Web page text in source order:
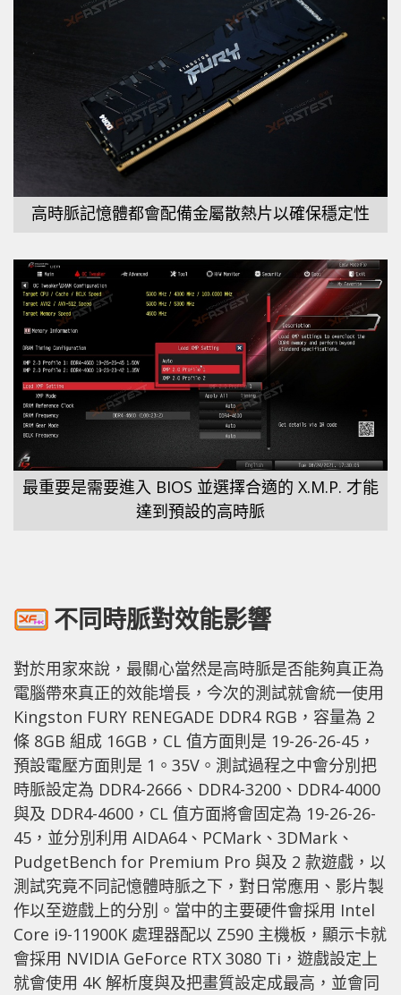
高時脈記憶體都會配備金屬散熱片以確保穩定性
最重要是需要進入 BIOS 並選擇合適的 X.M.P. 才能
達到預設的高時脈
不同時脈對效能影響
對於用家來說，最關心當然是高時脈是否能夠真正為
電腦帶來真正的效能增長，今次的測試就會統一使用
Kingston FURY RENEGADE DDR4 RGB，容量為 2
條 8GB 組成 16GB，CL 值方面則是 19-26-26-45，
預設電壓方面則是 1。35V。測試過程之中會分別把
時脈設定為 DDR4-2666、DDR4-3200、DDR4-4000
與及 DDR4-4600，CL 值方面將會固定為 19-26-26-
45，並分別利用 AIDA64、PCMark、3DMark、
PudgetBench for Premium Pro 與及 2 款遊戲，以
測試究竟不同記憶體時脈之下，對日常應用、影片製
作以至遊戲上的分別。當中的主要硬件會採用 Intel
Core i9-11900K 處理器配以 Z590 主機板，顯示卡就
會採用 NVIDIA GeForce RTX 3080 Ti，遊戲設定上
就會使用 4K 解析度與及把畫質設定成最高，並會同